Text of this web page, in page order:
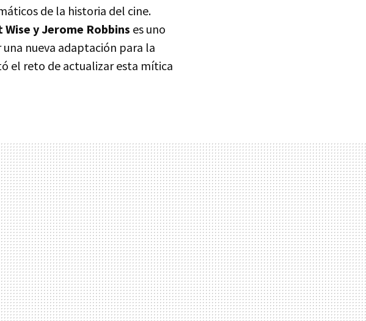
de la historia del cine.
Wise y Jerome Robbins es uno
nueva adaptación para la
el reto de actualizar esta mítica